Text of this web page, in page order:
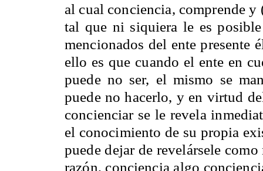
al cual conciencia, comprende y
tal que ni siquiera le es
mencionados del ente presente
ello es que cuando el ente en
puede no ser, el mismo se
puede no hacerlo, y en virtud
concienciar se le revela
el conocimiento de su propia
puede dejar de revelársele
razón, conciencia algo